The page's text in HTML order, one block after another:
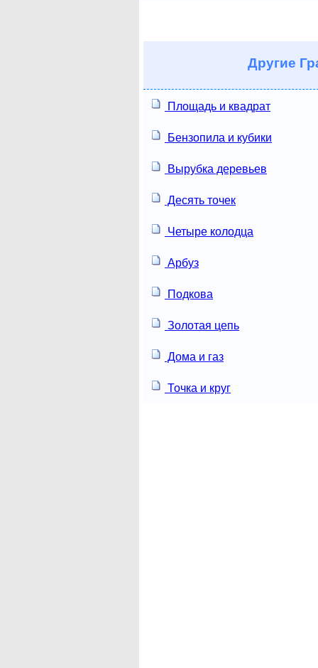
Другие
Площадь и квадрат
Бензопила и кубики
Вырубка деревьев
Десять точек
Четыре колодца
Арбуз
Подкова
Золотая цепь
Дома и газ
Точка и круг